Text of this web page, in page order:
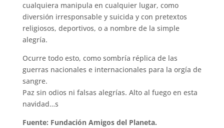
cualquiera manipula en cualquier lugar, como
diversión irresponsable y suicida y con pretextos
religiosos, deportivos, o a nombre de la simple
alegría.
Ocurre todo esto, como sombría réplica de las
guerras nacionales e internacionales para la orgía de
sangre.
Paz sin odios ni falsas alegrías. Alto al fuego en esta
navidad…s
Fuente: Fundación Amigos del Planeta.